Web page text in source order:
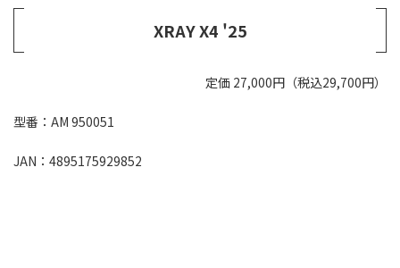
XRAY X4 '25
定価 27,000円（税込29,700円）
型番：AM 950051
JAN：4895175929852